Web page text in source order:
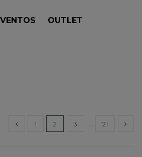
OUTLET
1 2 3 … 21